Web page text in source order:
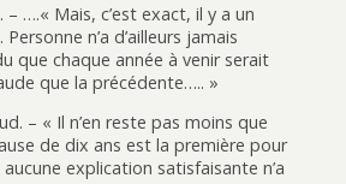
– ….« Mais, c’est exact, il y a un
n’a d’ailleurs jamais
que chaque année à venir serait
que la précédente….. »
– « Il n’en reste pas moins que
de dix ans est la première pour
explication satisfaisante n’a